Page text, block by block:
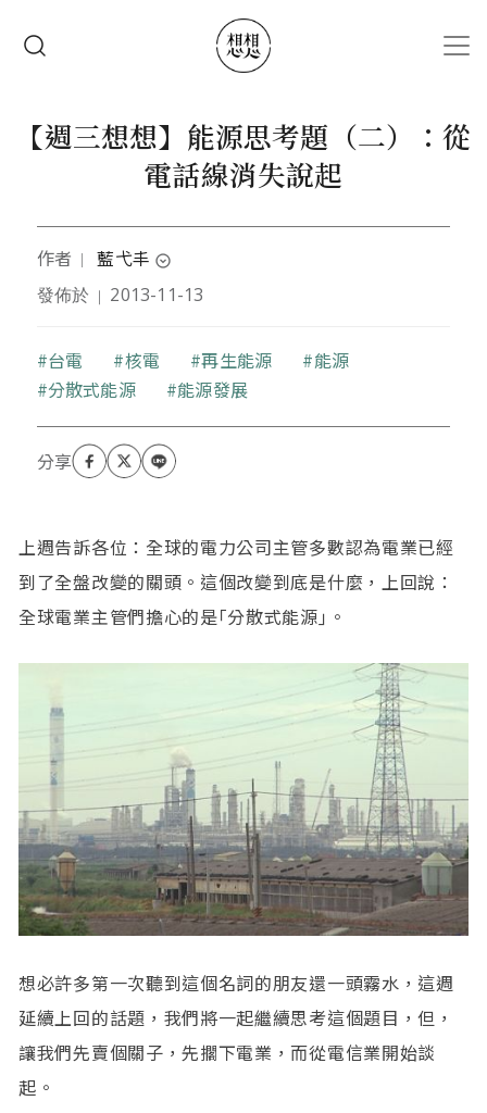
【週三想想】能源思考題（二）：從
電話線消失說起
作者 ｜ 藍弋丰 expand_circle_down
本文作者台灣大學醫學系畢業後，從事翻譯、撰稿及
與環境等議題。曾任《國家地理雜誌》、台灣微軟、
集邦科技特約譯者，並有動畫、漫畫、插畫、書籍封
面及插圖等作品。擔任PTT「架空歷史板」
(DummyHistory) 板主，著有《海角七號電影小
說》、歷史小說《明騎西行記》、歷史書籍《橡皮推
翻了滿清》。
發佈於 ｜ 2013-11-13
關鍵字
台電 核電 再生能源
能源
分散式能源
能源發展
上週告訴各位：全球的電力公司主管多數認為電業已經
到了全盤改變的關頭。這個改變到底是什麼，上回說：
全球電業主管們擔心的是｢分散式能源｣。
想必許多第一次聽到這個名詞的朋友還一頭霧水，這週
延續上回的話題，我們將一起繼續思考這個題目，但，
讓我們先賣個關子，先擱下電業，而從電信業開始談
起。